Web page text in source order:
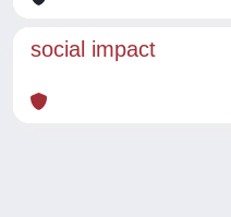
social impact